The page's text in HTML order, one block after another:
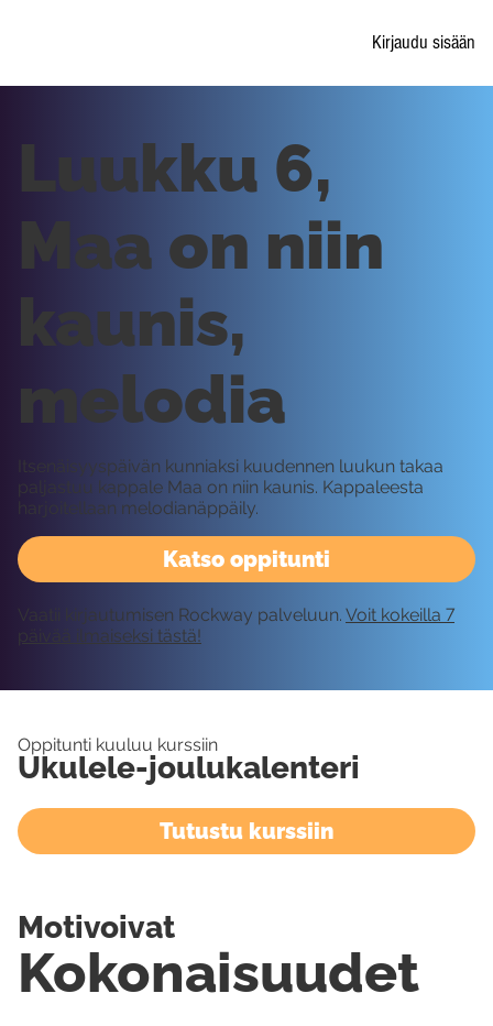
Kirjaudu sisään
Katso oppitunti
Luukku 6,
Maa on niin
kaunis,
melodia
Itsenäisyyspäivän kunniaksi kuudennen luukun takaa
paljastuu kappale Maa on niin kaunis. Kappaleesta
harjoitellaan melodianäppäily.
Vaatii kirjautumisen Rockway palveluun. Voit kokeilla 7
päivää ilmaiseksi tästä!
Oppitunti kuuluu kurssiin
Ukulele-joulukalenteri
Tutustu kurssiin
Kokonaisuudet
Motivoivat